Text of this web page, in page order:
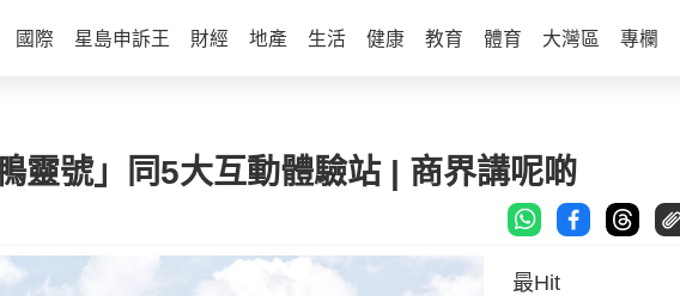
國際 星島申訴王 財經 地產 生活 健康 教育 體育 大灣區 專欄
靈號」同5大互動體驗站 | 商界講呢啲
最Hit